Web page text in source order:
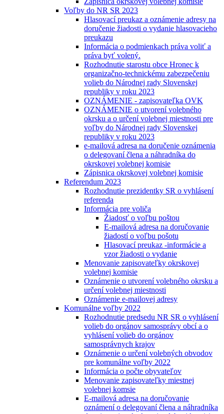
Voľby do NR SR 2023
Hlasovací preukaz a oznámenie adresy na
doručenie žiadosti o vydanie hlasovacieho
preukazu
Informácia o podmienkach práva voliť a
práva byť volený.
Rozhodnutie starostu obce Hronec k
organizačno-technickému zabezpečeniu
volieb do Národnej rady Slovenskej
republiky v roku 2023
OZNÁMENIE - zapisovateľka OVK
OZNÁMENIE o utvorení volebného
okrsku a o určení volebnej miestnosti pre
voľby do Národnej rady Slovenskej
republiky v roku 2023
e-mailová adresa na doručenie oznámenia
o delegovaní člena a náhradníka do
okrskovej volebnej komisie
Zápisnica okrskovej volebnej komisie
Referendum 2023
Rozhodnutie prezidentky SR o vyhlásení
referenda
Informácia pre voliča
Žiadosť o voľbu poštou
E-mailová adresa na doručovanie
žiadostí o voľbu pošotu
Hlasovací preukaz -informácie a
vzor žiadosti o vydanie
Menovanie zapisovateľky okrskovej
volebnej komisie
Oznámenie o utvorení volebného okrsku a
určení volebnej miestnosti
Oznámenie e-mailovej adresy
Komunálne voľby 2022
Rozhodnutie predsedu NR SR o vyhlásení
volieb do orgánov samosprávy obcí a o
vyhlásení volieb do orgánov
samosprávnych krajov
Oznámenie o určení volebných obvodov
pre komunálne voľby 2022
Informácia o počte obyvateľov
Menovanie zapisovateľky miestnej
volebnej komsie
E-mailová adresa na doručovanie
oznámení o delegovaní člena a náhradníka